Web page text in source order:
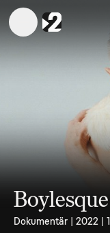
Boylesque
Dokumentär | 2022 |